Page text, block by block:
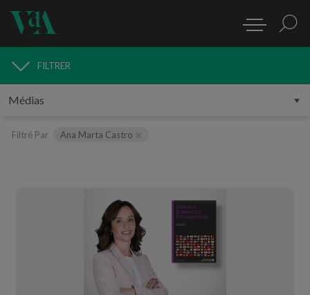
MÉDIAS
FILTRER
Filtré Par Ana Marta Castro